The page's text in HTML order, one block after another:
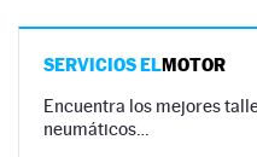
SERVICIOS ELMOTOR
Encuentra los mejores
neumáticos…